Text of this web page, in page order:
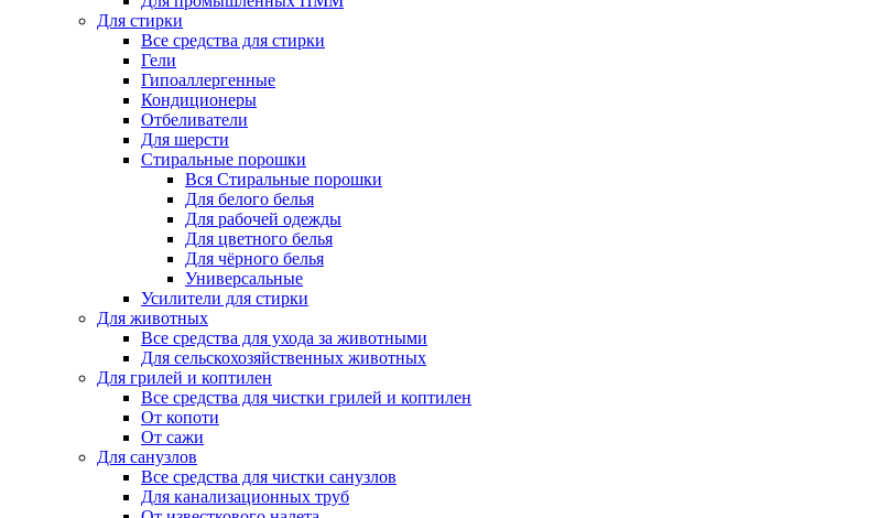
Для стирки
Все средства для стирки
Гели
Гипоаллергенные
Кондиционеры
Отбеливатели
Для шерсти
Стиральные порошки
Вся Стиральные порошки
Для белого белья
Для рабочей одежды
Для цветного белья
Для чёрного белья
Универсальные
Усилители для стирки
Для животных
Все средства для ухода за животными
Для сельскохозяйственных животных
Для грилей и коптилен
Все средства для чистки грилей и коптилен
От копоти
От сажи
Для санузлов
Все средства для чистки санузлов
Для канализационных труб